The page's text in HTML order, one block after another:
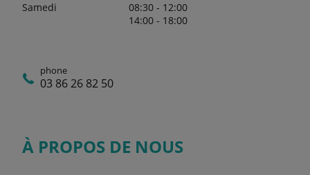
Samedi
08:30 - 12:00
14:00 - 18:00
phone
03 86 26 82 50
À PROPOS DE NOUS